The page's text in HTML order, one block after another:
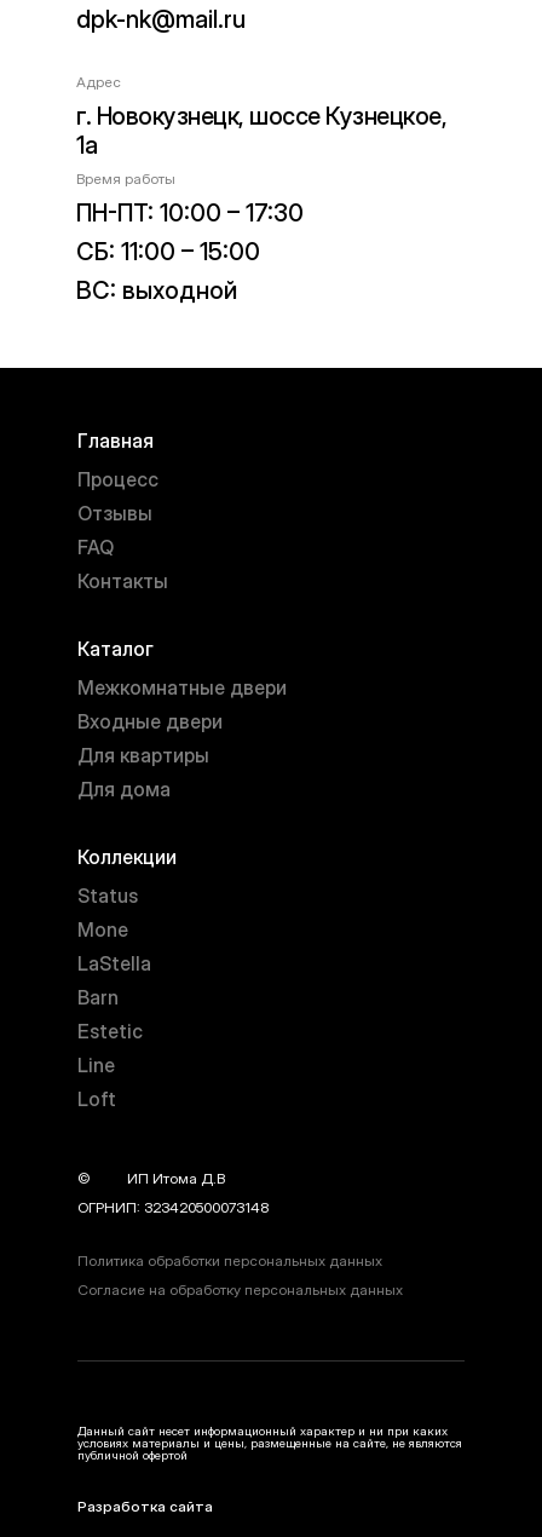
dpk-nk@mail.ru
Время работы
ПН-ПТ: 10:00 – 17:30
СБ: 11:00 – 15:00
ВС: выходной
Адрес
г. Новокузнецк, шоссе Кузнецкое,
1а
Коллекции
Status
Mone
LaStella
Barn
Estetic
Line
Loft
Каталог
Межкомнатные двери
Входные двери
Для квартиры
Для дома
Главная
Процесс
Отзывы
FAQ
Контакты
©
ИП Итома Д.В
ОГРНИП: 323420500073148
Политика обработки персональных данных
Согласие на обработку персональных данных
Данный сайт несет информационный характер и ни при каких
условиях материалы и цены, размещенные на сайте, не являются
публичной офертой
Разработка сайта